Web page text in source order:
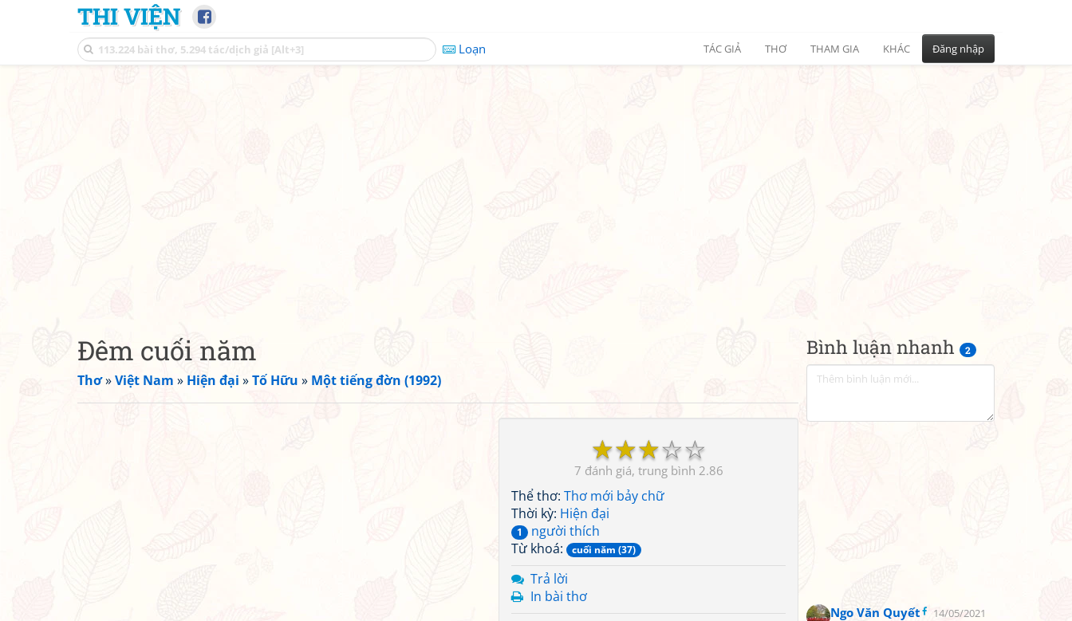
THI VIỆN
Loạn TÁC GIẢ THƠ THAM GIA KHÁC Đăng nhập
Bình luận nhanh 2
Ngo Văn Quyết
14/05/2021
Đêm cuối năm
Thơ»Việt Nam » Hiện đại »Tố Hữu » Một tiếng đờn (1992)
☆
☆
☆
☆
☆
7 2.86
Thể thơ: Thơ mới bảy chữ
Thời kỳ: Hiện đại
1
người thích
Từ khoá:
cuối năm (37)
Trả lời
In bài thơ